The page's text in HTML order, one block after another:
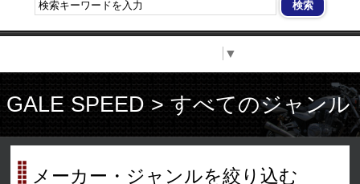
▼
GALE SPEED > すべてのジャンル
メーカー・ジャンルを絞り込む